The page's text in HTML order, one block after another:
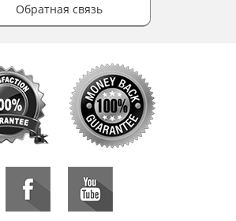
Обратная связь